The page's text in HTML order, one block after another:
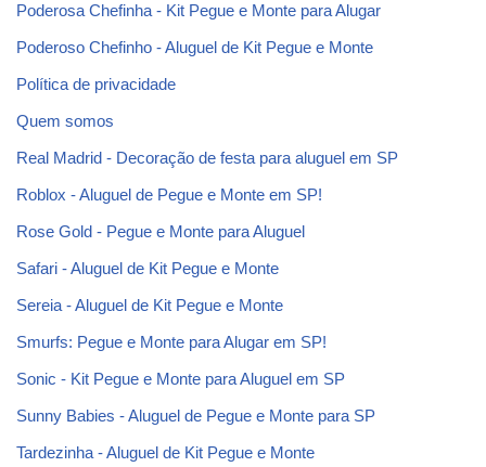
Poderosa Chefinha - Kit Pegue e Monte para Alugar
Poderoso Chefinho - Aluguel de Kit Pegue e Monte
Política de privacidade
Quem somos
Real Madrid - Decoração de festa para aluguel em SP
Roblox - Aluguel de Pegue e Monte em SP!
Rose Gold - Pegue e Monte para Aluguel
Safari - Aluguel de Kit Pegue e Monte
Sereia - Aluguel de Kit Pegue e Monte
Smurfs: Pegue e Monte para Alugar em SP!
Sonic - Kit Pegue e Monte para Aluguel em SP
Sunny Babies - Aluguel de Pegue e Monte para SP
Tardezinha - Aluguel de Kit Pegue e Monte